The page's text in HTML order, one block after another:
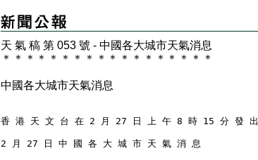
天 氣 稿 第 053 號 - 中國各大城市天氣消息
＊
＊ ＊ ＊ ＊ ＊ ＊ ＊ ＊ ＊ ＊ ＊ ＊ ＊ ＊ ＊ ＊ ＊
中國各大城市天氣消息
香 港 天 文 台 在 2 月 27 日 上 午 8 時 15 分 發 出
2 月 27 日 中 國 各 大 城 市 天 氣 消 息